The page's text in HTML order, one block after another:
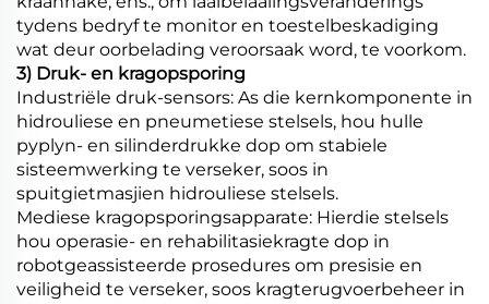
tydens bedryf te monitor en toestelbeskadiging
wat deur oorbelading veroorsaak word, te voorkom.
3) Druk- en kragopsporing
Industriële druk-sensors: As die kernkomponente in
hidrouliese en pneumetiese stelsels, hou hulle
pyplyn- en silinderdrukke dop om stabiele
sisteemwerking te verseker, soos in
spuitgietmasjien hidrouliese stelsels.
Mediese kragopsporingsapparate: Hierdie stelsels
hou operasie- en rehabilitasiekragte dop in
robotgeassisteerde prosedures om presisie en
veiligheid te verseker, soos kragterugvoerbeheer in